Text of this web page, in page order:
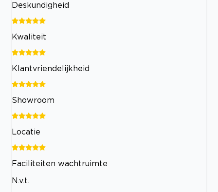
Deskundigheid
Kwaliteit
Klantvriendelijkheid
Showroom
Locatie
Faciliteiten wachtruimte
N.v.t.